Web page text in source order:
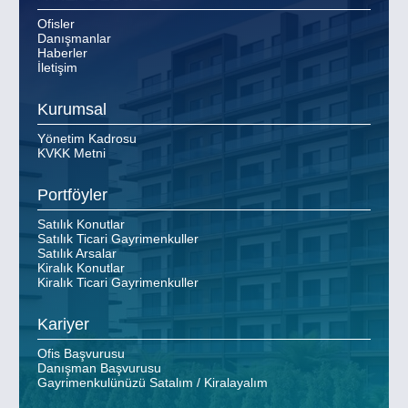
Ofisler
Danışmanlar
Haberler
İletişim
Kurumsal
Yönetim Kadrosu
KVKK Metni
Portföyler
Satılık Konutlar
Satılık Ticari Gayrimenkuller
Satılık Arsalar
Kiralık Konutlar
Kiralık Ticari Gayrimenkuller
Kariyer
Ofis Başvurusu
Danışman Başvurusu
Gayrimenkulünüzü Satalım / Kiralayalım